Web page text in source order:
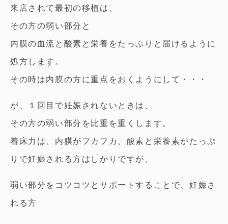
来店されて最初の移植は、
その方の弱い部分と
内膜の血流と酸素と栄養をたっぷりと届けるように
処方します。
その時は内膜の方に重点をおくようにして・・・
が、１回目で妊娠されないときは、
その方の弱い部分を比重を重くします。
着床力は、内膜がフカフカ、酸素と栄養素がたっぷ
りで妊娠される方はしかりですが、
弱い部分をコツコツとサポートすることで、妊娠さ
れる方